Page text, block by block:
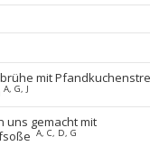
mit
A, G, J
uns gemacht mit
A, C, D, G